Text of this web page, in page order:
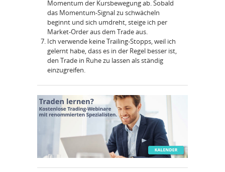
Momentum der Kursbewegung ab. Sobald
das Momentum-Signal zu schwächeln
beginnt und sich umdreht, steige ich per
Market-Order aus dem Trade aus.
Ich verwende keine Trailing-Stopps, weil ich
gelernt habe, dass es in der Regel besser ist,
den Trade in Ruhe zu lassen als ständig
einzugreifen.